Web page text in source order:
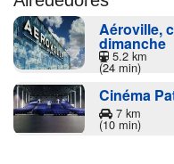
Aéroville,
dimanche
5.2 km
(24 min)
Cinéma
7 km
(10 min)